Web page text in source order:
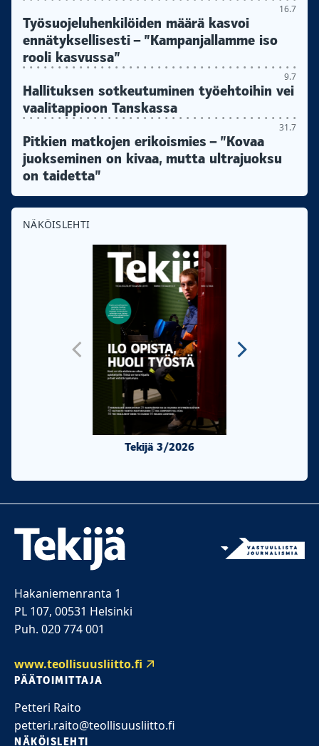
16.7
Työsuojeluhenkilöiden määrä kasvoi
ennätyksellisesti – ”Kampanjallamme iso
rooli kasvussa”
9.7
Hallituksen sotkeutuminen työehtoihin vei
vaalitappioon Tanskassa
31.7
Pitkien matkojen erikoismies – ”Kovaa
juokseminen on kivaa, mutta ultrajuoksu
on taidetta”
NÄKÖISLEHTI
Tekijä 3/2026
Hakaniemenranta 1
PL 107, 00531 Helsinki
Puh. 020 774 001
www.teollisuusliitto.fi
PÄÄTOIMITTAJA
Petteri Raito
petteri.raito@teollisuusliitto.fi
NÄKÖISLEHTI